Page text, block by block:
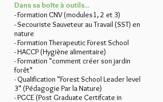
Dans sa boîte à outils...
- Formation CNV (modules1, 2 et 3)
- Secouriste Sauveteur au Travail (SST) en
nature
- Formation Therapeutic Forest School
- HACCP (Hygiène alimentaire)
- Formation "comment créer son jardin
forêt"
- Qualification "Forest School Leader level
3" (Pédagogie Par la Nature)
- PGCE (Post Graduate Certifcate in